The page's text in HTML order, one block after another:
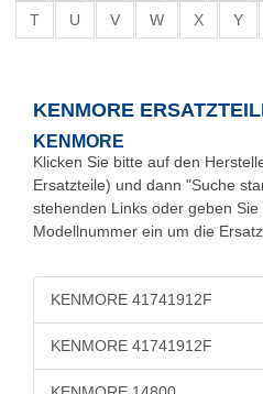
T U V W X Y
KENMORE
KENMORE
Klicken Sie bitte auf den
Ersatzteile) und dann "Suche
stehenden Links oder geben Sie
Modellnummer ein um die
KENMORE 41741912F
KENMORE 41741912F